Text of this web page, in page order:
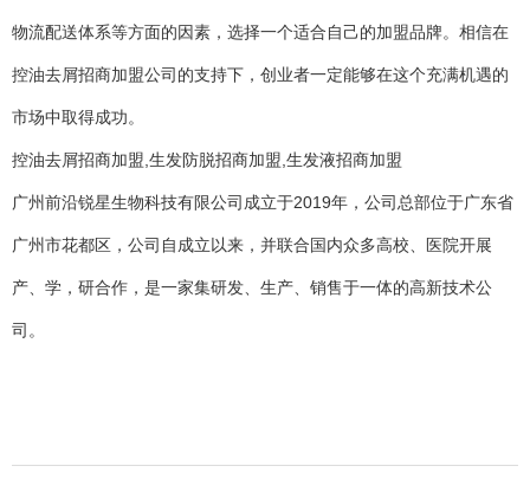
物流配送体系等方面的因素，选择一个适合自己的加盟品牌。相信在
控油去屑招商加盟公司的支持下，创业者一定能够在这个充满机遇的
市场中取得成功。
控油去屑招商加盟,生发防脱招商加盟,生发液招商加盟
广州前沿锐星生物科技有限公司成立于2019年，公司总部位于广东省
广州市花都区，公司自成立以来，并联合国内众多高校、医院开展
产、学，研合作，是一家集研发、生产、销售于一体的高新技术公
司。